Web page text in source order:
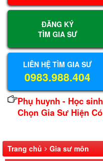
ĐĂNG KÝ
TÌM GIA SƯ
LIÊN HỆ TÌM GIA SƯ
0983.988.404
Phụ huynh - Học sinh
Chọn Gia Sư Hiện Có
Trang chủ
Gia sư môn